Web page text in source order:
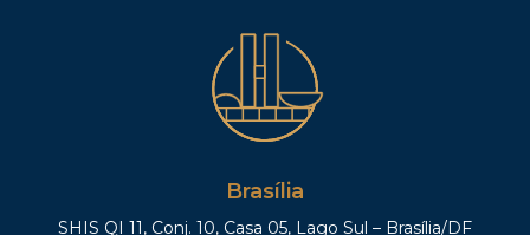
Brasília
SHIS QI 11, Conj. 10, Casa 05, Lago Sul – Brasília/DF